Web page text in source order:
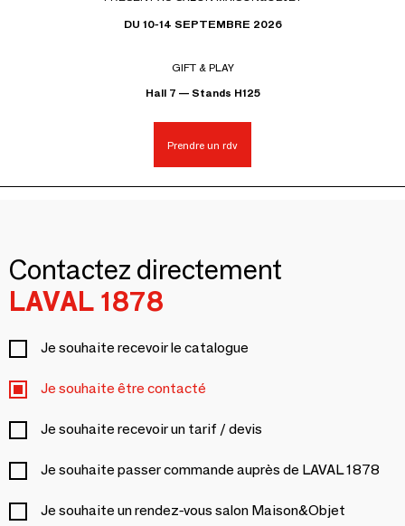
DU 10-14 SEPTEMBRE 2026
GIFT & PLAY
Hall 7 — Stands H125
Prendre un rdv
Contactez directement
LAVAL 1878
Je souhaite recevoir le catalogue
Je souhaite être contacté
Je souhaite recevoir un tarif / devis
Je souhaite passer commande auprès de LAVAL 1878
Je souhaite un rendez-vous salon Maison&Objet